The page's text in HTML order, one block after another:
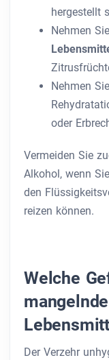
hergestellt
Nehmen Sie
Nehmen Sie
oder
Vermeiden Sie
Alkohol, wenn
den
reizen können.
Welche
mangelnde
Der Verzehr